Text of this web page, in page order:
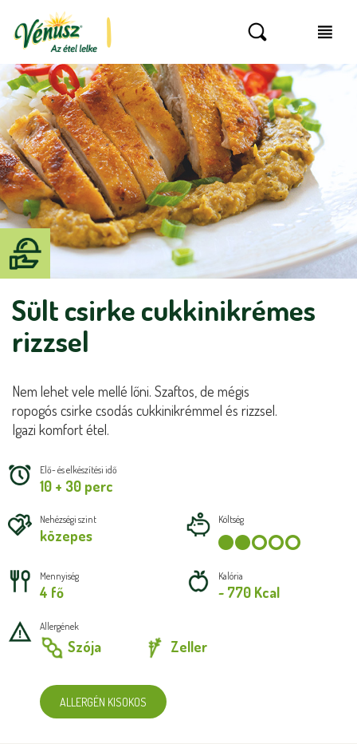
Sült csirke cukkinikrémes
rizzsel
Nem lehet vele mellé lőni. Szaftos, de mégis
ropogós csirke csodás cukkinikrémmel és rizzsel.
Igazi komfort étel.
Elő- és elkészítési idő
10 + 30 perc
Nehézségi szint
közepes
Költség
Mennyiség
4 fő
Kalória
~ 770 Kcal
Allergének
Szója Zeller
ALLERGÉN KISOKOS